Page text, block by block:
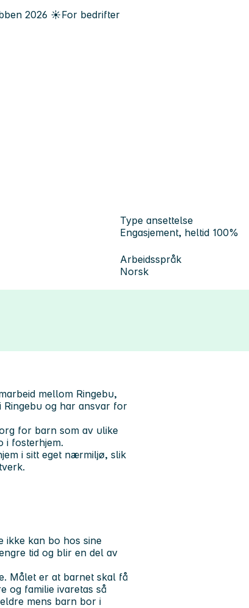
2026 ☀️For bedrifter
Type ansettelse
Engasjement, heltid 100%
Arbeidsspråk
Norsk
mellom Ringebu,
Ringebu og har ansvar for
for barn som av ulike
i fosterhjem.
i sitt eget nærmiljø, slik
ikke kan bo hos sine
tid og blir en del av
Målet er at barnet skal få
og familie ivaretas så
mens barn bor i